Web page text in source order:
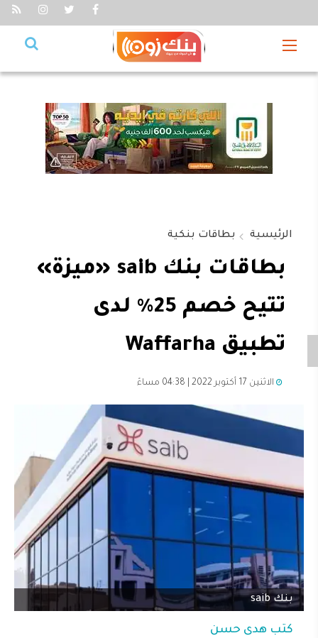
الرئيسية بطاقات بنكية
بطاقات بنك saib «ميزة»
تتيح خصم 25% لدى
تطبيق Waffarha
الاثنين 17 أكتوبر 2022 | 04:38 مساءً
بنك saib
كتب هدى حسن